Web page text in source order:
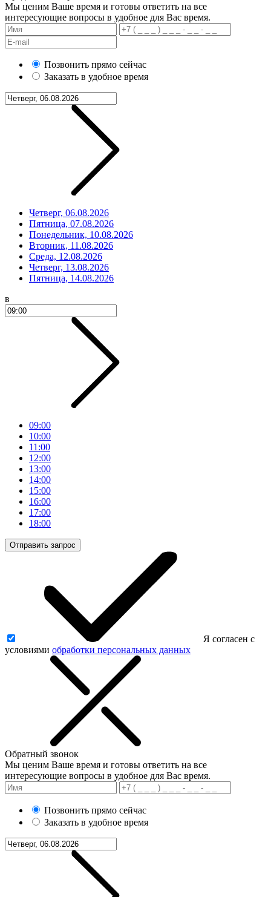
Мы ценим Ваше время и готовы ответить на все
интересующие вопросы в удобное для Вас время.
Позвонить прямо сейчас
Заказать в удобное время
Четверг, 06.08.2026
Пятница, 07.08.2026
Понедельник, 10.08.2026
Вторник, 11.08.2026
Среда, 12.08.2026
Четверг, 13.08.2026
Пятница, 14.08.2026
в
09:00
10:00
11:00
12:00
13:00
14:00
15:00
16:00
17:00
18:00
Отправить запрос
Я согласен с
условиями обработки персональных данных
Обратный звонок
Мы ценим Ваше время и готовы ответить на все
интересующие вопросы в удобное для Вас время.
Позвонить прямо сейчас
Заказать в удобное время